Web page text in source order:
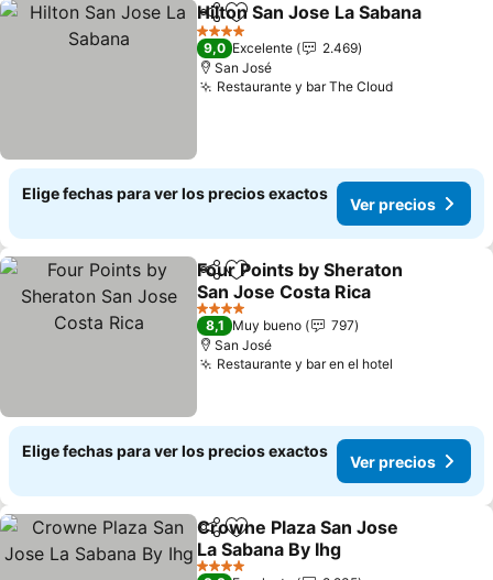
CompartirAgregar a favoritos
Hilton San Jose La Sabana
4 Estrellas
9,0 Excelente
2.469
San José
Restaurante y bar The Cloud
Elige fechas para ver los precios exactos
Ver precios
CompartirAgregar a favoritos
Four Points by Sheraton
San Jose Costa Rica
4 Estrellas
8,1 Muy bueno
797
San José
Restaurante y bar en el hotel
Elige fechas para ver los precios exactos
Ver precios
CompartirAgregar a favoritos
Crowne Plaza San Jose
La Sabana By Ihg
4 Estrellas